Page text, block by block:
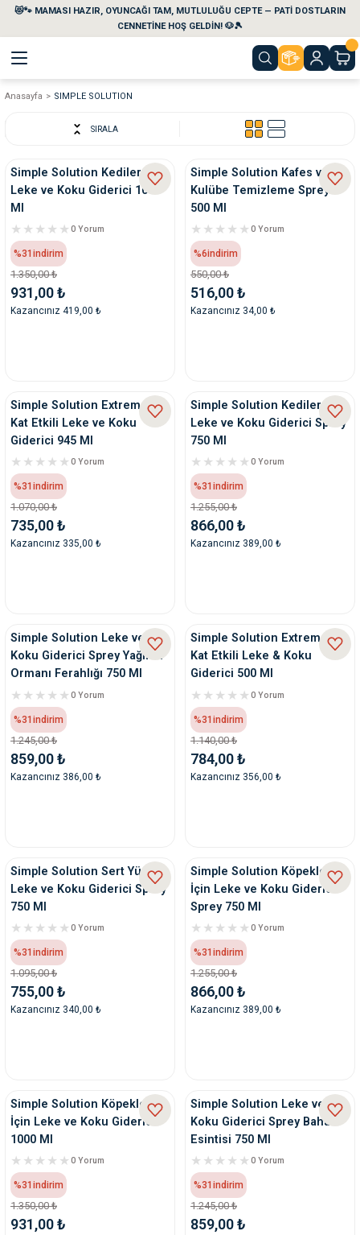
😻🐾 MAMASI HAZIR, OYUNCAĞI TAM, MUTLULUĞU CEPTE — PATİ DOSTLARIN
CENNETİNE HOŞ GELDİN! 🐶🎾
Geri Dön
Temizlik
Ek Besinler
Geri Dön
Temizlik Ürünleri
Su Kabları
Kemikleri
Seyahat Ürünleri
Geri Dön
Geri Dön
Geri Dön
Geri Dön
Anasayfa SIMPLE SOLUTION
SIRALA
Simple Solution Kediler İçin
Leke ve Koku Giderici 1000
Ml
0 Yorum
%31 indirim
1.350,00 ₺
931,00 ₺
Kazancınız 419,00 ₺
Simple Solution Kafes ve
Kulübe Temizleme Spreyi
500 Ml
0 Yorum
%6indirim
550,00 ₺
516,00 ₺
Kazancınız 34,00 ₺
Simple Solution Extreme 3
Kat Etkili Leke ve Koku
Giderici 945 Ml
0 Yorum
%31 indirim
1.070,00 ₺
735,00 ₺
Kazancınız 335,00 ₺
Simple Solution Kediler İçin
Leke ve Koku Giderici Sprey
750 Ml
0 Yorum
%31 indirim
1.255,00 ₺
866,00 ₺
Kazancınız 389,00 ₺
Simple Solution Leke ve
Koku Giderici Sprey Yağmur
Ormanı Ferahlığı 750 Ml
0 Yorum
%31 indirim
1.245,00 ₺
859,00 ₺
Kazancınız 386,00 ₺
Simple Solution Extreme 3
Kat Etkili Leke & Koku
Giderici 500 Ml
0 Yorum
%31 indirim
1.140,00 ₺
784,00 ₺
Kazancınız 356,00 ₺
Simple Solution Sert Yüzey
Leke ve Koku Giderici Sprey
750 Ml
0 Yorum
%31 indirim
1.095,00 ₺
755,00 ₺
Kazancınız 340,00 ₺
Simple Solution Köpekler
İçin Leke ve Koku Giderici
Sprey 750 Ml
0 Yorum
%31 indirim
1.255,00 ₺
866,00 ₺
Kazancınız 389,00 ₺
Simple Solution Köpekler
İçin Leke ve Koku Giderici
1000 Ml
0 Yorum
%31 indirim
1.350,00 ₺
931,00 ₺
Simple Solution Leke ve
Koku Giderici Sprey Bahar
Esintisi 750 Ml
0 Yorum
%31 indirim
1.245,00 ₺
859,00 ₺